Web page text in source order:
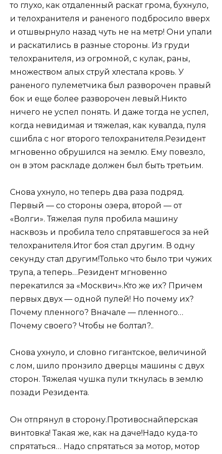
то глухо, как отдаленный раскат грома, бухнуло,
и телохранителя и раненого подбросило вверх
и отшвырнуло назад чуть не на метр! Они упали
и раскатились в разные стороны. Из груди
телохранителя, из огромной, с кулак, раны,
множеством алых струй хлестала кровь. У
раненого пулеметчика был разворочен правый
бок и еще более разворочен левый.Никто
ничего не успел понять. И даже тогда не успел,
когда невидимая и тяжелая, как кувалда, пуля
сшибла с ног второго телохранителя.Резидент
мгновенно обрушился на землю. Ему повезло,
он в этом раскладе должен был быть третьим.
Снова ухнуло, но теперь два раза подряд.
Первый — со стороны озера, второй — от
«Волги». Тяжелая пуля пробила машину
насквозь и пробила тело спрятавшегося за ней
телохранителя.Итог боя стал другим. В одну
секунду стал другим!Только что было три чужих
трупа, а теперь…Резидент мгновенно
перекатился за «Москвич».Кто же их? Причем
первых двух — одной пулей! Но почему их?
Почему пленного? Вначале — пленного…
Почему своего? Чтобы не болтал?..
Снова ухнуло, и словно гигантское, величиной
с лом, шило пронзило дверцы машины с двух
сторон. Тяжелая чушка пули ткнулась в землю
позади Резидента.
Он отпрянул в сторону.Противоснайперская
винтовка! Такая же, как на даче!Надо куда-то
спрятаться… Надо спрятаться за мотор, мотор